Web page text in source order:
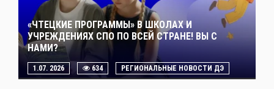
«ЧТЕЦКИЕ ПРОГРАММЫ» В ШКОЛАХ И
УЧРЕЖДЕНИЯХ СПО ПО ВСЕЙ СТРАНЕ! ВЫ С
НАМИ?
1.07. 2026 634 РЕГИОНАЛЬНЫЕ НОВОСТИ ДЭ